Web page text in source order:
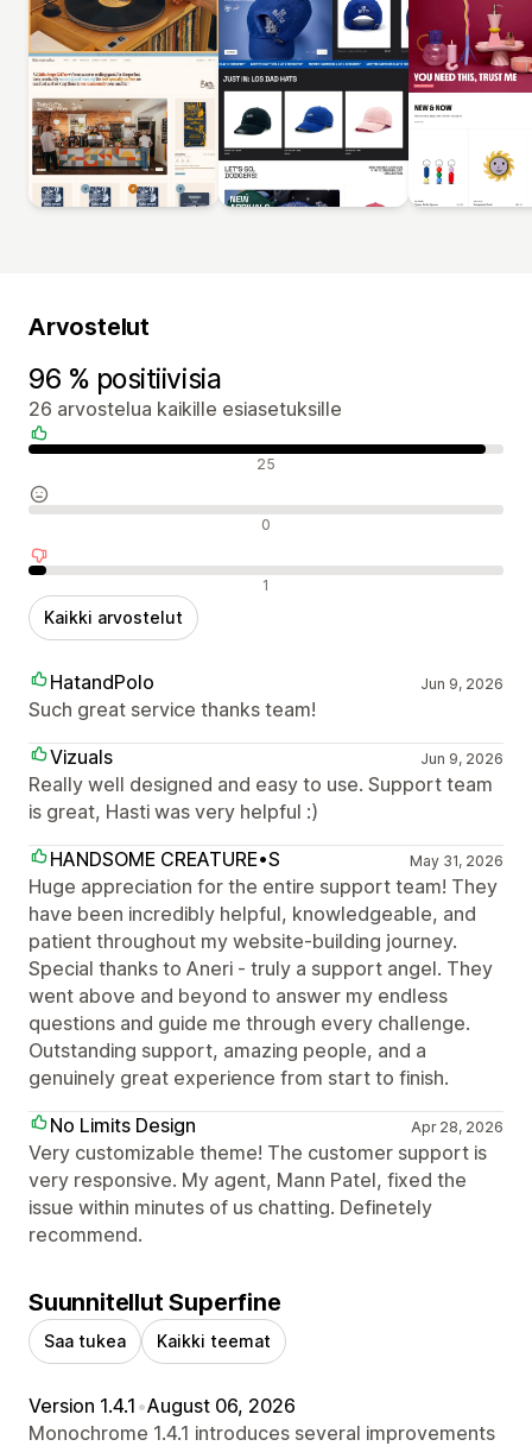
Arvostelut
96 % positiivisia
26 arvostelua kaikille esiasetuksille
Positiiviset arvostelut 25
Neutraalit arvostelut 0
Negatiiviset arvostelut 1
Kaikki arvostelut
HatandPolo Jun 9, 2026
Such great service thanks team!
Vizuals
Jun 9, 2026
Really well designed and easy to use. Support team
is great, Hasti was very helpful :)
HANDSOME CREATURE•S
May 31, 2026
Huge appreciation for the entire support team! They
have been incredibly helpful, knowledgeable, and
patient throughout my website-building journey.
Special thanks to Aneri - truly a support angel. They
went above and beyond to answer my endless
questions and guide me through every challenge.
Outstanding support, amazing people, and a
genuinely great experience from start to finish.
No Limits Design
Apr 28, 2026
Very customizable theme! The customer support is
very responsive. My agent, Mann Patel, fixed the
issue within minutes of us chatting. Definetely
recommend.
Suunnitellut Superfine
Saa tukea Kaikki teemat
Version 1.4.1 •August 06, 2026
Monochrome 1.4.1 introduces several improvements